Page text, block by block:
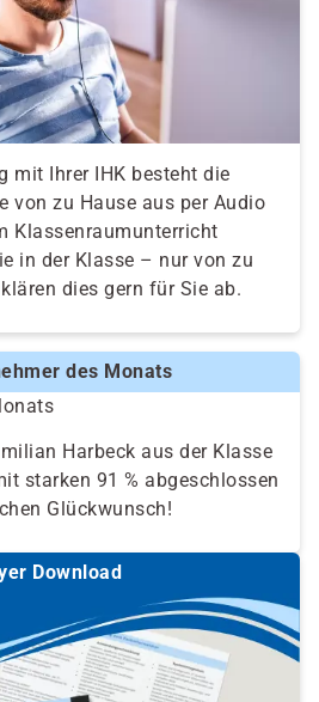
mit Ihrer IHK besteht die
von zu Hause aus per Audio
Klassenraumunterricht
in der Klasse – nur von zu
dies gern für Sie ab.
des Monats
Harbeck aus der Klasse
starken 91 % abgeschlossen
Glückwunsch!
Download